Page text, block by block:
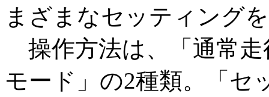
まざまなセッティング
操作方法は、「通常
モード」の2種類。「セ